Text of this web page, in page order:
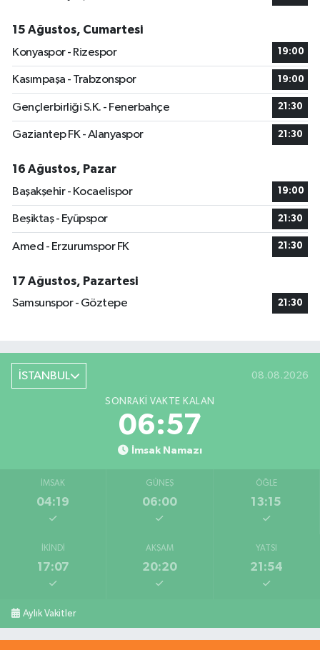
15 Ağustos, Cumartesi
Konyaspor - Rizespor
19:00
Kasımpaşa - Trabzonspor 19:00
Gençlerbirliği S.K. - Fenerbahçe 21:30
Gaziantep FK - Alanyaspor 21:30
16 Ağustos, Pazar
Başakşehir - Kocaelispor
19:00
Beşiktaş - Eyüpspor 21:30
Amed - Erzurumspor FK 21:30
17 Ağustos, Pazartesi
Samsunspor - Göztepe
21:30
İSTANBUL 08.08.2026
SONRAKI VAKTE KALAN
06:57
İmsak Namazı
İMSAK
04:19
GÜNEŞ
06:00
ÖĞLE
13:15
İKINDI
17:07
AKŞAM
20:20
YATSI
21:54
Aylık Vakitler